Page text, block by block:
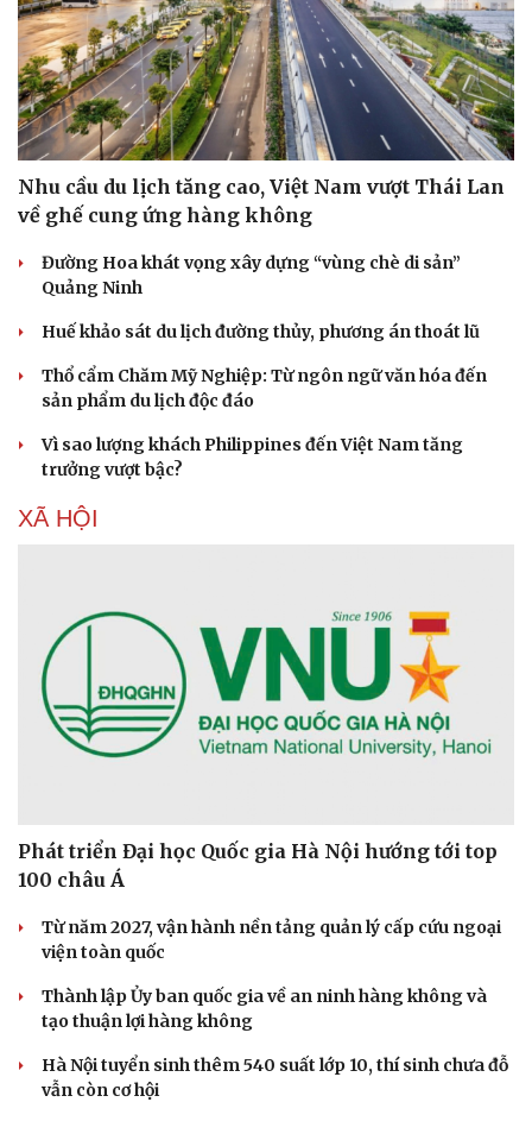
Sân khấu - Điện ảnh
Văn học
Âm nhạc
Thời trang
Nhu cầu du lịch tăng cao, Việt Nam vượt Thái Lan
về ghế cung ứng hàng không
Đường Hoa khát vọng xây dựng “vùng chè di sản”
Quảng Ninh
Huế khảo sát du lịch đường thủy, phương án thoát lũ
Thổ cẩm Chăm Mỹ Nghiệp: Từ ngôn ngữ văn hóa đến
sản phẩm du lịch độc đáo
Vì sao lượng khách Philippines đến Việt Nam tăng
trưởng vượt bậc?
XÃ HỘI
Phát triển Đại học Quốc gia Hà Nội hướng tới top
100 châu Á
Từ năm 2027, vận hành nền tảng quản lý cấp cứu ngoại
viện toàn quốc
Thành lập Ủy ban quốc gia về an ninh hàng không và
tạo thuận lợi hàng không
Hà Nội tuyển sinh thêm 540 suất lớp 10, thí sinh chưa đỗ
vẫn còn cơ hội